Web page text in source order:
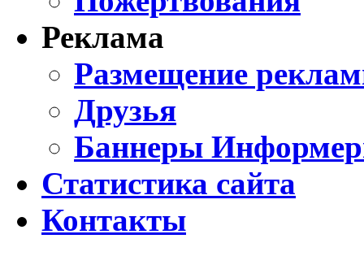
Реклама
Размещение
Друзья
Баннеры
Статистика сайта
Контакты